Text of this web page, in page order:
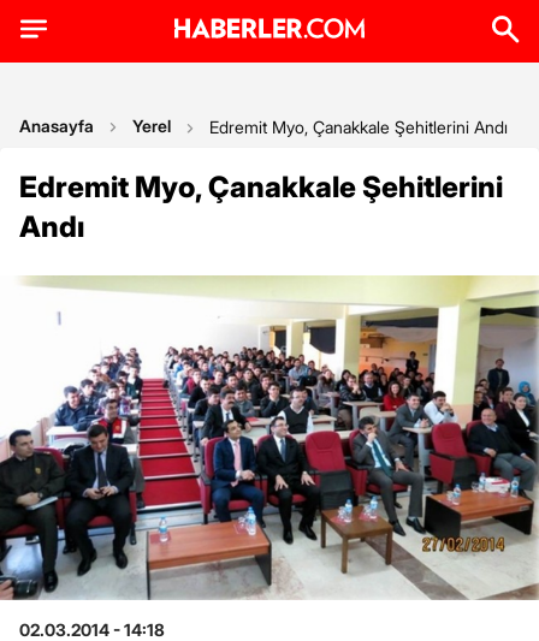
Anasayfa Yerel Edremit Myo, Çanakkale Şehitlerini Andı
Edremit Myo, Çanakkale Şehitlerini
Andı
02.03.2014 - 14:18